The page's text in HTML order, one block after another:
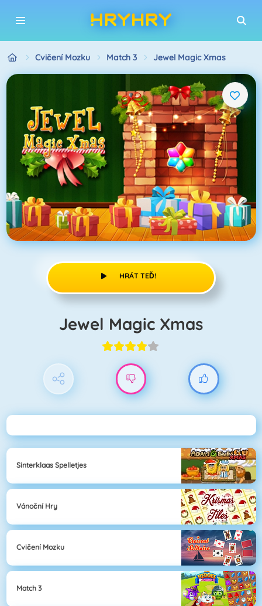
Cvičení Mozku Match 3 Jewel Magic Xmas
HRÁT TEĎ!
Jewel Magic Xmas
Sinterklaas Spelletjes
Vánoční Hry
Cvičení Mozku
Match 3